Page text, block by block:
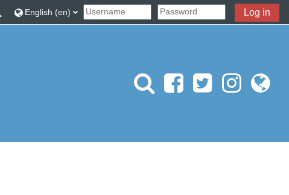
Toggle search input
English ‎(en)‎ Log in